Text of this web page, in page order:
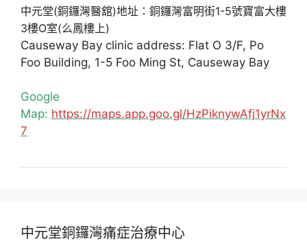
中元堂(銅鑼灣醫舘)地址：銅鑼灣富明街1-5號寶富大樓
3樓O室(么鳳樓上)
Causeway Bay clinic address: Flat O 3/F, Po
Foo Building, 1-5 Foo Ming St, Causeway Bay
Google
Map: https://maps.app.goo.gl/HzPiknywAfj1yrNx
7
中元堂銅鑼灣痛症治療中心